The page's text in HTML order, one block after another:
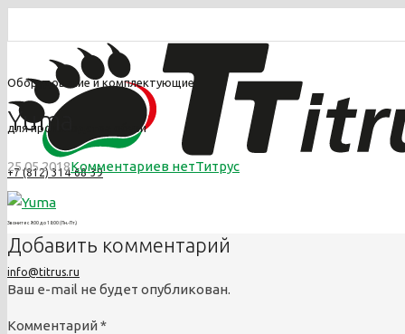
Оборудование и комплектующие
для производства обуви
+7 (812) 314-68-39
Звоните с 9:00 до 18:00 (Пн.-Пт.)
info@titrus.ru
Yuma
25.05.2018Комментариев нетТитрус
Добавить комментарий
Ваш e-mail не будет опубликован.
Комментарий *